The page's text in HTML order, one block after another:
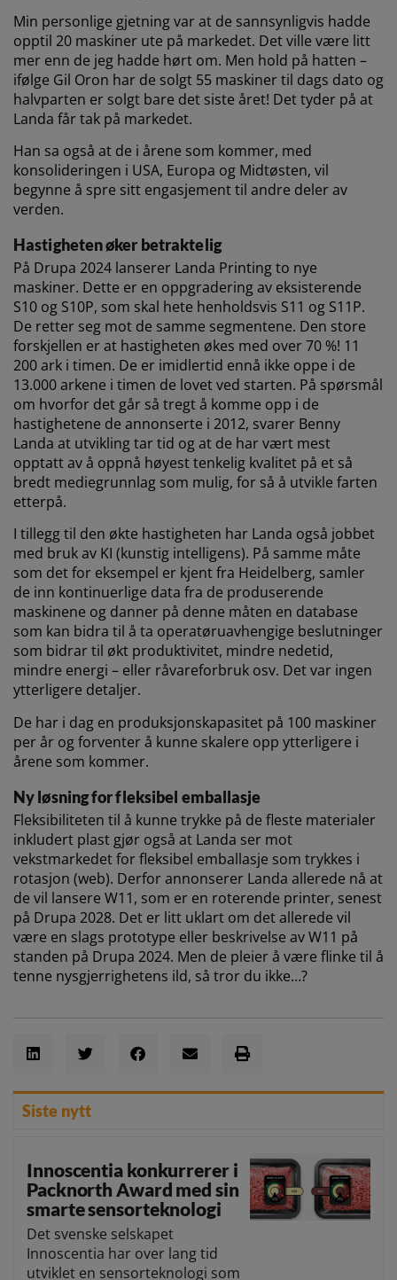
Min personlige gjetning var at de sannsynligvis hadde
opptil 20 maskiner ute på markedet. Det ville være litt
mer enn de jeg hadde hørt om. Men hold på hatten –
ifølge Gil Oron har de solgt 55 maskiner til dags dato og
halvparten er solgt bare det siste året! Det tyder på at
Landa får tak på markedet.
Han sa også at de i årene som kommer, med
konsolideringen i USA, Europa og Midtøsten, vil
begynne å spre sitt engasjement til andre deler av
verden.
Hastigheten øker betraktelig
På Drupa 2024 lanserer Landa Printing to nye
maskiner. Dette er en oppgradering av eksisterende
S10 og S10P, som skal hete henholdsvis S11 og S11P.
De retter seg mot de samme segmentene. Den store
forskjellen er at hastigheten økes med over 70 %! 11
200 ark i timen. De er imidlertid ennå ikke oppe i de
13.000 arkene i timen de lovet ved starten. På spørsmål
om hvorfor det går så tregt å komme opp i de
hastighetene de annonserte i 2012, svarer Benny
Landa at utvikling tar tid og at de har vært mest
opptatt av å oppnå høyest tenkelig kvalitet på et så
bredt mediegrunnlag som mulig, for så å utvikle farten
etterpå.
I tillegg til den økte hastigheten har Landa også jobbet
med bruk av KI (kunstig intelligens). På samme måte
som det for eksempel er kjent fra Heidelberg, samler
de inn kontinuerlige data fra de produserende
maskinene og danner på denne måten en database
som kan bidra til å ta operatøruavhengige beslutninger
som bidrar til økt produktivitet, mindre nedetid,
mindre energi – eller råvareforbruk osv. Det var ingen
ytterligere detaljer.
De har i dag en produksjonskapasitet på 100 maskiner
per år og forventer å kunne skalere opp ytterligere i
årene som kommer.
Ny løsning for fleksibel emballasje
Fleksibiliteten til å kunne trykke på de fleste materialer
inkludert plast gjør også at Landa ser mot
vekstmarkedet for fleksibel emballasje som trykkes i
rotasjon (web). Derfor annonserer Landa allerede nå at
de vil lansere W11, som er en roterende printer, senest
på Drupa 2028. Det er litt uklart om det allerede vil
være en slags prototype eller beskrivelse av W11 på
standen på Drupa 2024. Men de pleier å være flinke til å
tenne nysgjerrighetens ild, så tror du ikke…?
Siste nytt
Innoscentia konkurrerer i
Packnorth Award med sin
smarte sensorteknologi
Det svenske selskapet
Innoscentia har over lang tid
utviklet en sensorteknologi som